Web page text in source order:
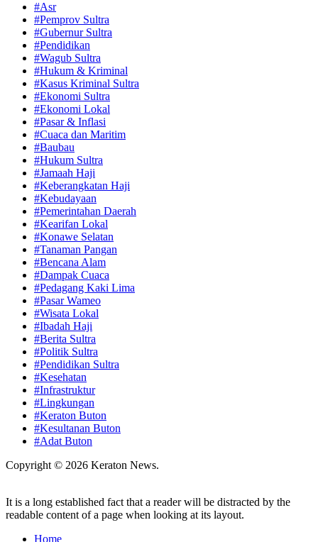
#Asr
#Pemprov Sultra
#Gubernur Sultra
#Pendidikan
#Wagub Sultra
#Hukum & Kriminal
#Kasus Kriminal Sultra
#Ekonomi Sultra
#Ekonomi Lokal
#Pasar & Inflasi
#Cuaca dan Maritim
#Baubau
#Hukum Sultra
#Jamaah Haji
#Keberangkatan Haji
#Kebudayaan
#Pemerintahan Daerah
#Kearifan Lokal
#Konawe Selatan
#Tanaman Pangan
#Bencana Alam
#Dampak Cuaca
#Pedagang Kaki Lima
#Pasar Wameo
#Wisata Lokal
#Ibadah Haji
#Berita Sultra
#Politik Sultra
#Pendidikan Sultra
#Kesehatan
#Infrastruktur
#Lingkungan
#Keraton Buton
#Kesultanan Buton
#Adat Buton
Copyright © 2026 Keraton News.
It is a long established fact that a reader will be distracted by the
readable content of a page when looking at its layout.
Home